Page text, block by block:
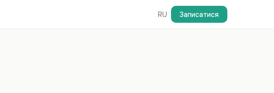
RU Записатися